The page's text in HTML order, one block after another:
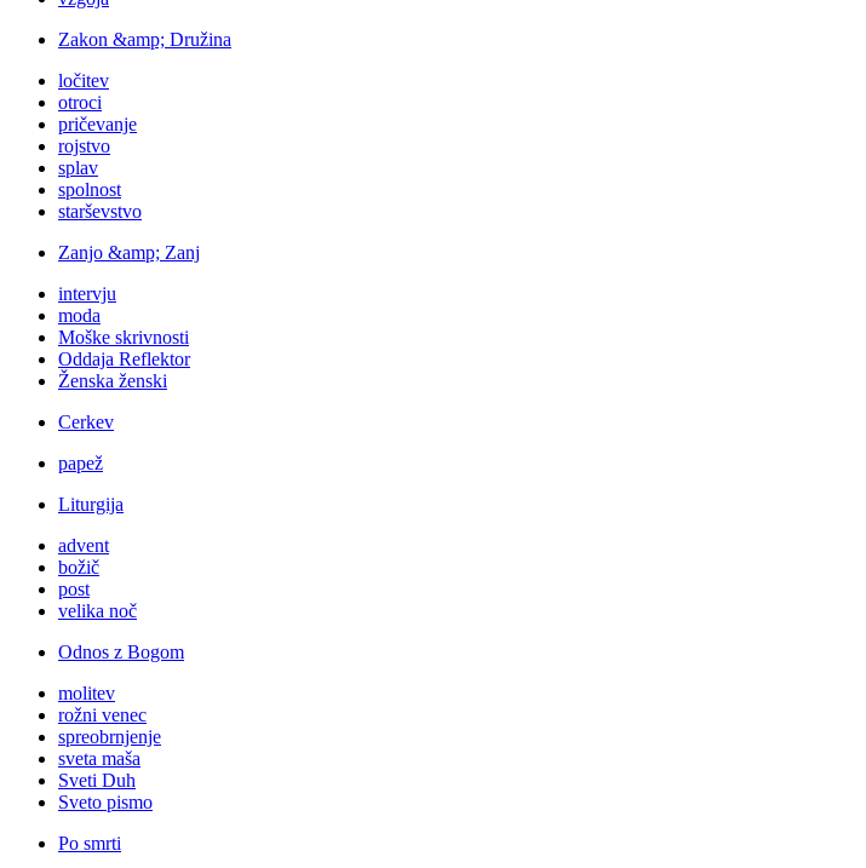
Zakon &amp; Družina
ločitev
otroci
pričevanje
rojstvo
splav
spolnost
starševstvo
Zanjo &amp; Zanj
intervju
moda
Moške skrivnosti
Oddaja Reflektor
Ženska ženski
Cerkev
papež
Liturgija
advent
božič
post
velika noč
Odnos z Bogom
molitev
rožni venec
spreobrnjenje
sveta maša
Sveti Duh
Sveto pismo
Po smrti